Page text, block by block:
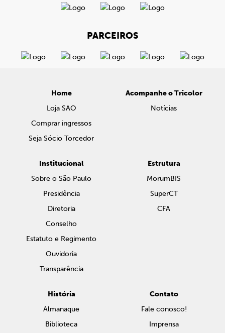
PARCEIROS
Home
Loja SAO
Comprar ingressos
Seja Sócio Torcedor
Acompanhe o Tricolor
Notícias
Institucional
Sobre o São Paulo
Presidência
Diretoria
Conselho
Estatuto e Regimento
Ouvidoria
Transparência
Estrutura
MorumBIS
SuperCT
CFA
História
Almanaque
Biblioteca
Contato
Fale conosco!
Imprensa